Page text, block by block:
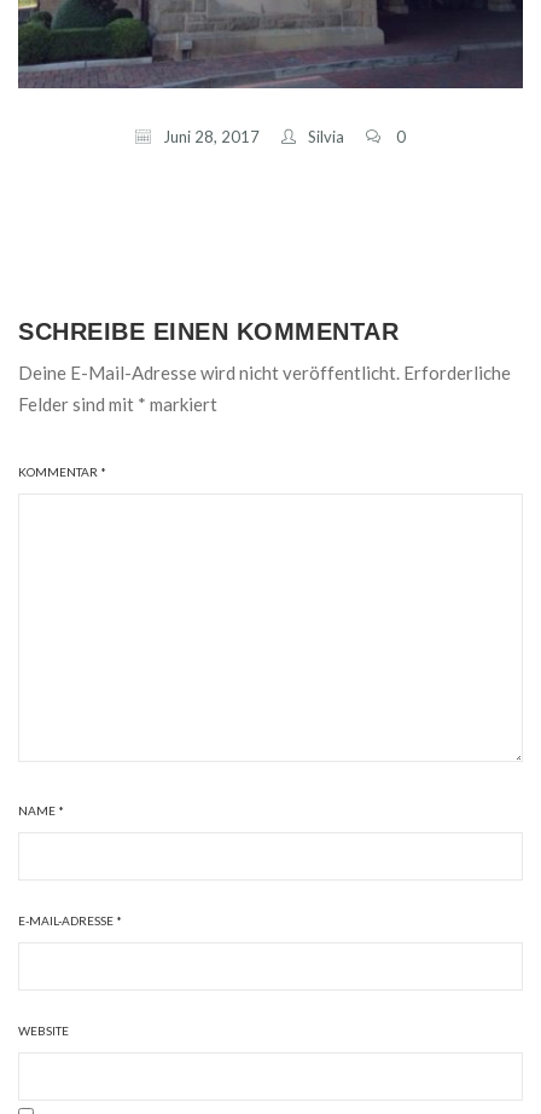
Juni 28, 2017 Silvia 0
SCHREIBE EINEN KOMMENTAR
Deine E-Mail-Adresse wird nicht veröffentlicht. Erforderliche
Felder sind mit * markiert
KOMMENTAR *
NAME *
E-MAIL-ADRESSE *
WEBSITE